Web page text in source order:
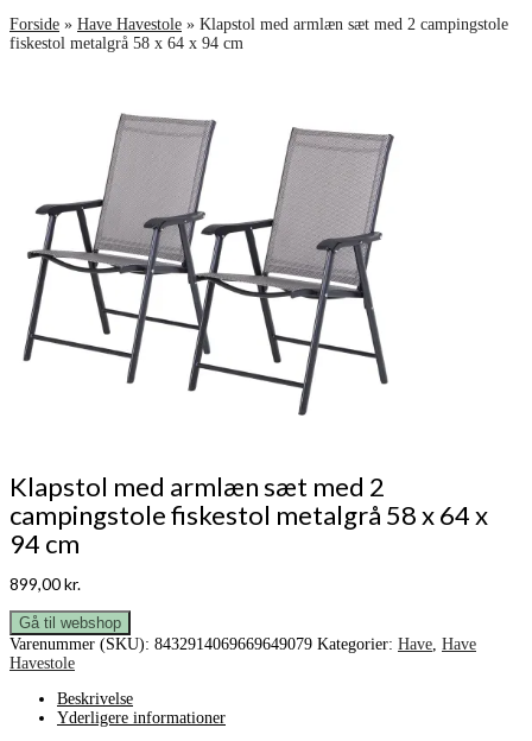
Forside » Have Havestole » Klapstol med armlæn sæt med 2 campingstole
fiskestol metalgrå 58 x 64 x 94 cm
Klapstol med armlæn sæt med 2
campingstole fiskestol metalgrå 58 x 64 x
94 cm
899,00kr.
Gå til webshop
Varenummer (SKU): 8432914069669649079 Kategorier: Have, Have
Havestole
Beskrivelse
Yderligere informationer